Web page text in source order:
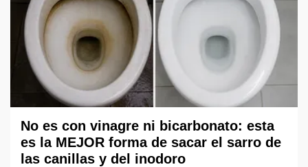
No es con vinagre ni bicarbonato: esta
es la MEJOR forma de sacar el sarro de
las canillas y del inodoro